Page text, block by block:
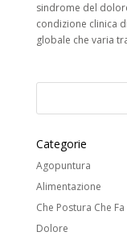
sindrome del
condizione clinica
globale che varia
Categorie
Agopuntura
Alimentazione
Che Postura Che Fa
Dolore